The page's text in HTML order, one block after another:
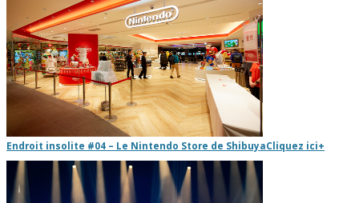
Endroit insolite #04 – Le Nintendo Store de ShibuyaCliquez ici+